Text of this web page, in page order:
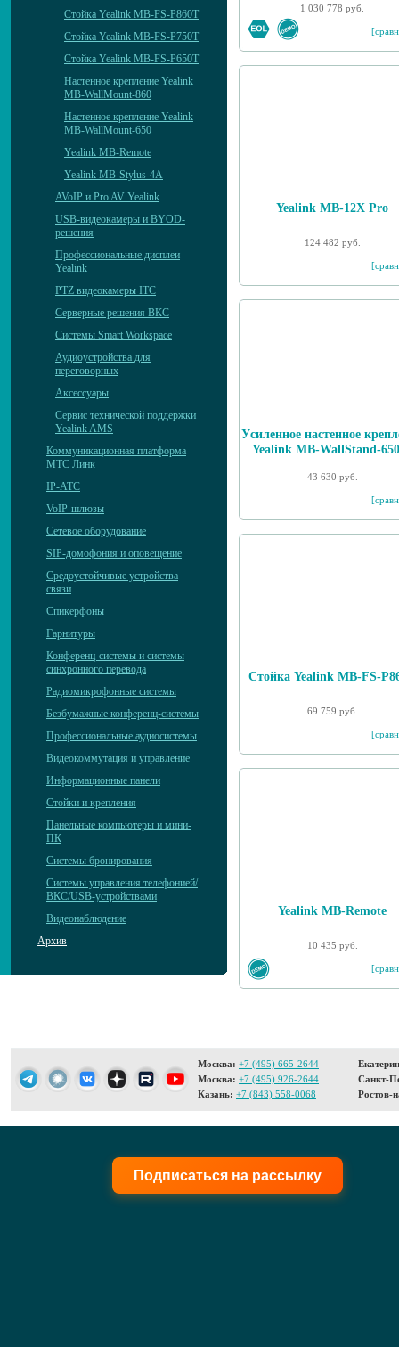
Стойка Yealink MB-FS-P860T
Стойка Yealink MB-FS-P750T
Стойка Yealink MB-FS-P650T
Настенное крепление Yealink
MB-WallMount-860
Настенное крепление Yealink
MB-WallMount-650
Yealink MB-Remote
Yealink MB-Stylus-4A
AVoIP и Pro AV Yealink
USB-видеокамеры и BYOD-
решения
Профессиональные дисплеи
Yealink
PTZ видеокамеры ITC
Серверные решения ВКС
Системы Smart Workspace
Аудиоустройства для
переговорных
Аксессуары
Сервис технической поддержки
Yealink AMS
Коммуникационная платформа
МТС Линк
IP-АТС
VoIP-шлюзы
Сетевое оборудование
SIP-домофония и оповещение
Средоустойчивые устройства
связи
Спикерфоны
Гарнитуры
Конференц-системы и системы
синхронного перевода
Радиомикрофонные системы
Безбумажные конференц-системы
Профессиональные аудиосистемы
Видеокоммутация и управление
Информационные панели
Стойки и крепления
Панельные компьютеры и мини-
ПК
Системы бронирования
Системы управления телефонией/
ВКС/USB-устройствами
Видеонаблюдение
Архив
1 030 778 руб.
Yealink MB-12X Pro
124 482 руб.
Уcиленное настенное
Yealink MB-WallStand-
43 630 руб.
Стойка Yealink MB-FS-
69 759 руб.
Yealink MB-Remote
10 435 руб.
Москва: +7 (495) 665-2644
Москва: +7 (495) 926-2644
Казань: +7 (843) 558-0068
Санкт-
Ростов-
Подписаться на рассылку